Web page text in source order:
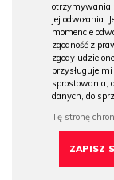
otrzymywania
jej odwołania.
momencie
zgodność z
zgody
przysługuje
sprostowania,
danych, do